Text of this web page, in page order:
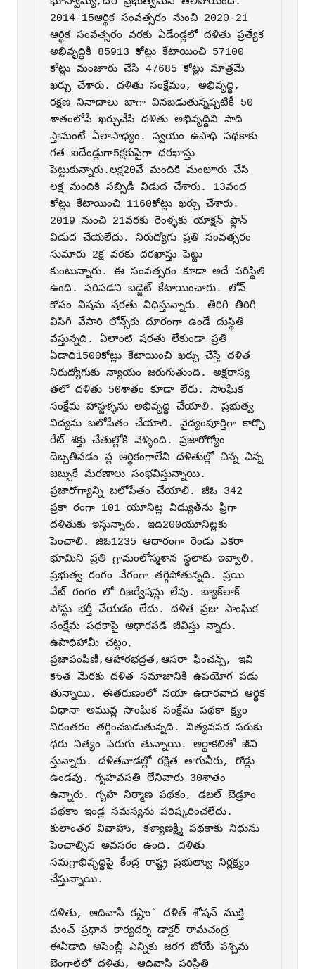
2014-15ఆర్థిక సంవత్సరం నుంచి 2020-21
ఆర్థిక సంవత్సరం వరకు ఏడేండ్లలో దళితు ప్రత్యేక
అభివృద్ధికి 85913 కోట్లు కేటాయించి 57100
కోట్లు మంజూరు చేసి 47685 కోట్లు మాత్రమే
ఖర్చు చేశారు. దళితు సంక్షేమం, అభివృద్ధి,
రక్షణ నినాదాలు బాగా వినబడుతున్నప్పటికీ 50
శాతంలోపే ఖర్చుచేసి దళితు అభివృద్ధిని సాది
స్తామంటే ఏలాసాధ్యం. స్వయం ఉపాధి పథకాకు
గత ఐదేండ్లుగా5క్షకుపైగా ధరఖాస్తు
పెట్టుకున్నారు.ల‌క్ష20వే మందికి మంజూరు చేసి
ల‌క్ష మందికి సబ్సిడీ విడుద చేశారు. 13వంద
కోట్లు కేటాయించి 1160కోట్లు ఖర్చు చేశారు.
2019 నుంచి 21వరకు రెంళ్ళ‌‌కు యాక్షన్‌ ఫ్లాన్‌
విడుద చేయలేదు. నిరుద్యోగు ప్రతి సంవత్సరం
సుమారు 2క్ష వరకు దరఖాస్తు పెట్టు
కుంటున్నారు. ఈ సంవత్సరం కూడా అదే పరిస్థితి
ఉంది. సరిపడని బడ్జెట్‌ కేటాయించారు. లోన్‌
కోసం విషమ షరతు విధిస్తున్నారు. తిరిగి తిరిగి
విసిగి వేసారి లోన్స్‌కు దూరంగా ఉండే దుస్థితి
వస్తున్నది. ఏలాంటి షరతు లేకుండా ప్రతి
ఏడాది1500కోట్లు కేటాయించి ఖర్చు చేస్తే దళిత
నిరుద్యోగుకు న్యాయం జరుగుతుంది. అక్షరాస్య
తలో దళితు 50శాతం కూడా లేరు. సాంఘిక
సంక్షేమ హాస్టళ్ళను అభివృద్ధి చేయాలి. ప్రభుత్వ
విద్యను బలోపేతం చేయాలి. వైద్యంపూర్తిగా కార్పొ
రేట్‌ శక్తు చేతుల్లోకి వెళ్ళింది. ప్రజారోగ్యోం
దెబ్బతినడం వ్ల ఆర్థికంగాలేని దళితుల్లో చిన్న చిన్న
జబ్బుకే మరణాలు సంభవిస్తున్నాయి.
ప్రజారోగ్యాన్ని బలోపేతం చేయాలి. జీఓ 342
ప్రకా రంగా 101 యూనిట్ల విద్యుత్‌ను ఫ్రీగా
దళితుకు ఇస్తున్నారు. ఇది200యూనిట్లకు
పెంచాలి. జిఓ1235 ఆధారంగా రెండు ఎకరా
భూమిని ప్రతి గ్రామంలోస్మశాన స్థలాకు ఇవ్వాలి.
ప్రభుత్వ రంగం వేగంగా తగ్గిపోతున్నది. ప్రయి
వేట్‌ రంగం లో రిజర్వేషన్లు లేవు. బ్యాక్‌లాక్‌
పోస్టు భర్తీ చేయడం లేదు. దళిత ప్రజు సాంఘిక
సంక్షేమ పథకాపై ఆధారపడి జీవిస్తు న్నారు.
ఉపాధిహామీ చట్టం,
ప్రజాపంపిణీ,ఆహారభద్రత,ఆసరా ఫించన్స్‌, ఇవి
కొంత మేరకు దళిత సమాజానికి ఉపయోగ పడు
తున్నాయి. ఈతరుణంలో నయా ఉదారవాద ఆర్థిక
విధానా అమువ్ల సాంఘిక సంక్షేమ పథకా క్ష్యం
నిరంతరం తగ్గించబడుతున్నది. నిత్యవసర సరుకు
ధరు నిత్యం పెరుగు తున్నాయి. అర్థాకలితో జీవి
స్తున్నారు. దళితవాడల్లో రక్షిత తాగునీరు, రోడ్లు
ఉండవు. గృహవసతి లేనివారు 30శాతం
ఉన్నారు. గృహ నిర్మాణ పథకం, డబల్‌ బెడ్రూం
పథకాు ఇండ్ల సమస్యను పరిష్కరించలేదు.
కులాంతర వివాహాు, కళ్యాణక్ష్మీ పథకాకు నిధును
పెంచాల్సిన అవసరం ఉంది. దళితు
సమగ్రాభివృద్ధిపై కేంద్ర రాష్ట్ర ప్రభుత్వాు నిర్లక్ష్యం
చేస్తున్నాయి.
దళితు, ఆదివాసీ కష్టాు` దళిత్‌ శోషన్‌ ముక్తి
మంచ్‌ ప్రధాన కార్యదర్శి డాక్టర్‌ రామచంద్ర
ఈఏడాది అసెంబ్లీ ఎన్నికు జరగ బోయే పశ్చిమ
బెంగాల్‌లో దళితు, ఆదివాసీ పరిస్థితి